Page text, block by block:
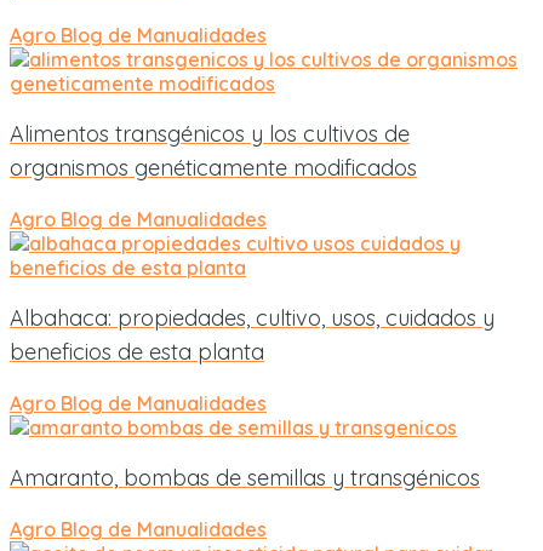
Agro Blog de Manualidades
Alimentos transgénicos y los cultivos de
organismos genéticamente modificados
Agro Blog de Manualidades
Albahaca: propiedades, cultivo, usos, cuidados y
beneficios de esta planta
Agro Blog de Manualidades
Amaranto, bombas de semillas y transgénicos
Agro Blog de Manualidades